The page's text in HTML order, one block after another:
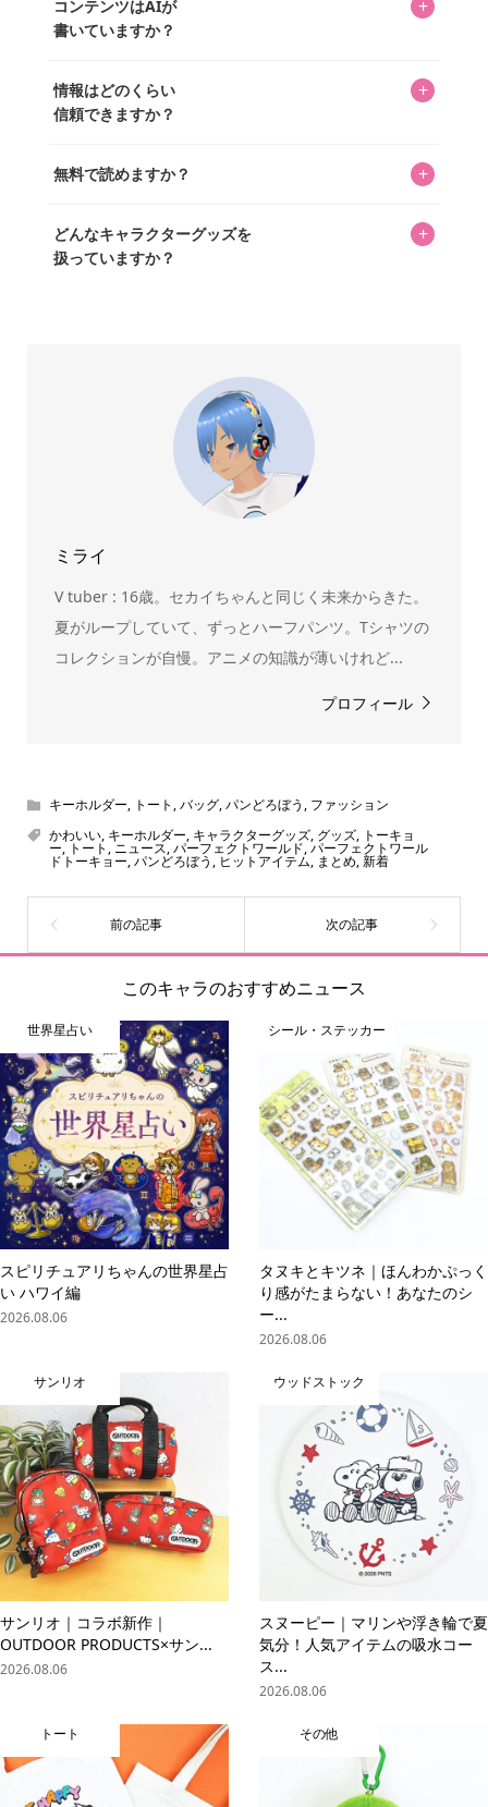
ています。記事内の99%を超えるほぼすべての写真も、1枚
ずつ心を込めて自分たちで撮影したものです。さらに、10
ッズを収集し、月に1,000点の新商品を選定・購入する編集
長KOSが全記事を監修しています。
コンテンツはAIが
書いていますか？
+
書いています。AIは使用していません。編集長KOSが最終確
認を行い、手動で更新しています。
情報はどのくらい
信頼できますか？
+
いをお届けすることは保証します。なお、記事内に価格は
め、正確な情報をお伝えできないからです。
無料で読めますか？ +
どんなキャラクターグッズを
扱っていますか？
+
をご紹介しています。生まれたばかりの新しいキャラクタ
ーをいち早く皆さんにお届けすることも、私たちの使命の
ミライ
V tuber : 16歳。セカイちゃんと同じく未来からきた。
夏がループしていて、ずっとハーフパンツ。Tシャツの
コレクションが自慢。アニメの知識が薄いけれど...
プロフィール
キーホルダー, トート,バッグ,パンどろぼう, ファッション
かわいい, キーホルダー, キャラクターグッズ, グッズ, トーキョ
ー, トート, ニュース,パーフェクトワールド,パーフェクトワール
ドトーキョー,パンどろぼう, ヒットアイテム, まとめ,新着
このキャラのおすすめニュース
世界星占い
スピリチュアリちゃんの世界星占
い ハワイ編
2026.08.06
シール・ステッカー
タヌキとキツネ｜ほんわかぷっく
り感がたまらない！あなたのシ
ー...
2026.08.06
サンリオ
サンリオ｜コラボ新作｜
OUTDOOR PRODUCTS×サン...
2026.08.06
ウッドストック
スヌーピー｜マリンや浮き輪で夏
気分！人気アイテムの吸水コー
ス...
2026.08.06
トート その他